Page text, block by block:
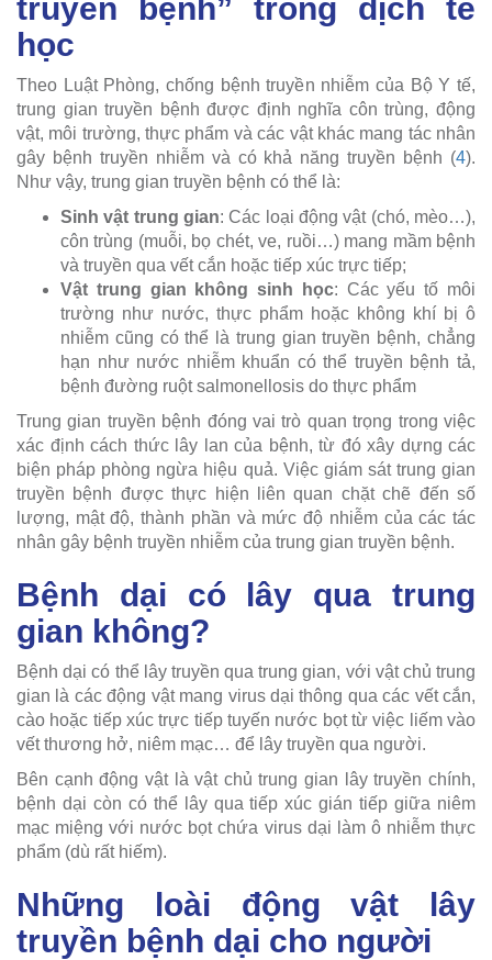
truyền bệnh” trong dịch tễ
học
Theo Luật Phòng, chống bệnh truyền nhiễm của Bộ Y tế,
trung gian truyền bệnh được định nghĩa côn trùng, động
vật, môi trường, thực phẩm và các vật khác mang tác nhân
gây bệnh truyền nhiễm và có khả năng truyền bệnh (4).
Như vậy, trung gian truyền bệnh có thể là:
Sinh vật trung gian: Các loại động vật (chó, mèo…),
côn trùng (muỗi, bọ chét, ve, ruồi…) mang mầm bệnh
và truyền qua vết cắn hoặc tiếp xúc trực tiếp;
Vật trung gian không sinh học: Các yếu tố môi
trường như nước, thực phẩm hoặc không khí bị ô
nhiễm cũng có thể là trung gian truyền bệnh, chẳng
hạn như nước nhiễm khuẩn có thể truyền bệnh tả,
bệnh đường ruột salmonellosis do thực phẩm
Trung gian truyền bệnh đóng vai trò quan trọng trong việc
xác định cách thức lây lan của bệnh, từ đó xây dựng các
biện pháp phòng ngừa hiệu quả. Việc giám sát trung gian
truyền bệnh được thực hiện liên quan chặt chẽ đến số
lượng, mật độ, thành phần và mức độ nhiễm của các tác
nhân gây bệnh truyền nhiễm của trung gian truyền bệnh.
Bệnh dại có lây qua trung
gian không?
Bệnh dại có thể lây truyền qua trung gian, với vật chủ trung
gian là các động vật mang virus dại thông qua các vết cắn,
cào hoặc tiếp xúc trực tiếp tuyến nước bọt từ việc liếm vào
vết thương hở, niêm mạc… để lây truyền qua người.
Bên cạnh động vật là vật chủ trung gian lây truyền chính,
bệnh dại còn có thể lây qua tiếp xúc gián tiếp giữa niêm
mạc miệng với nước bọt chứa virus dại làm ô nhiễm thực
phẩm (dù rất hiếm).
Những loài động vật lây
truyền bệnh dại cho người